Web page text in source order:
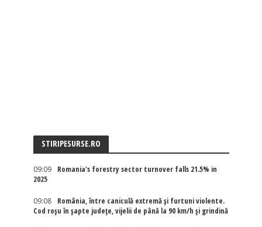
STIRIPESURSE.RO
09:09
Romania's forestry sector turnover falls 21.5% in
2025
09:08
România, între caniculă extremă și furtuni violente.
Cod roșu în șapte județe, vijelii de până la 90 km/h și grindină